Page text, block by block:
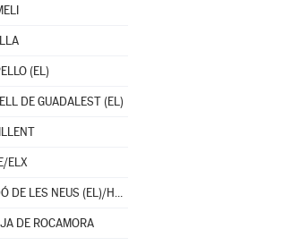
(EL)
DE GUADALEST (EL)
ELX
FONDÓ DE LES NEUS (EL)/HONDÓN DE LAS NIEVES
DE ROCAMORA